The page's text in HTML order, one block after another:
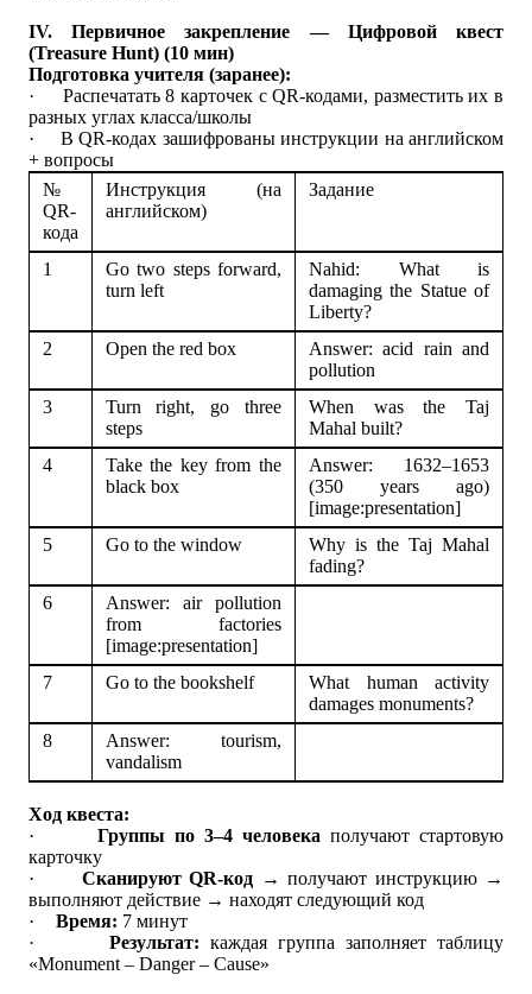
IV. Первичное закрепление — Цифровой квест
(Treasure Hunt) (10 мин)
Подготовка учителя (заранее):
·
Распечатать 8 карточек с QR-кодами, разместить их в
разных углах класса/школы
·
В QR-кодах зашифрованы инструкции на английском
+ вопросы
№
QR-
кода
Инструкция (на
английском)
Задание
1
Go two steps forward,
turn left
Nahid: What is
damaging the Statue of
Liberty?
2
Open the red box
Answer: acid rain and
pollution
3
Turn right, go three
steps
When was the Taj
Mahal built?
4
Take the key from the
black box
Answer: 1632–1653
(350 years ago)
[image:presentation]
5
Go to the window
Why is the Taj Mahal
fading?
6
Answer: air pollution
from factories
[image:presentation]
7
Go to the bookshelf
What human activity
damages monuments?
8
Answer: tourism,
vandalism
Ход квеста:
·
Группы по 3–4 человека получают стартовую
карточку
·
Сканируют QR-код → получают инструкцию →
выполняют действие → находят следующий код
·
Время: 7 минут
·
Результат: каждая группа заполняет таблицу
«Monument – Danger – Cause»